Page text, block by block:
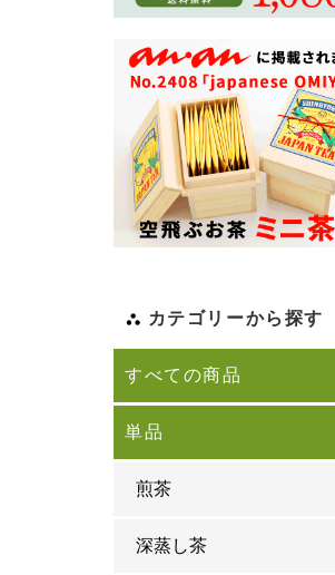
カテゴリーから探す
すべての商品
単品
煎茶
深蒸し茶